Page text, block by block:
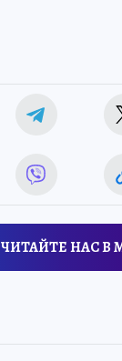
ЧИТАЙТЕ НАС В